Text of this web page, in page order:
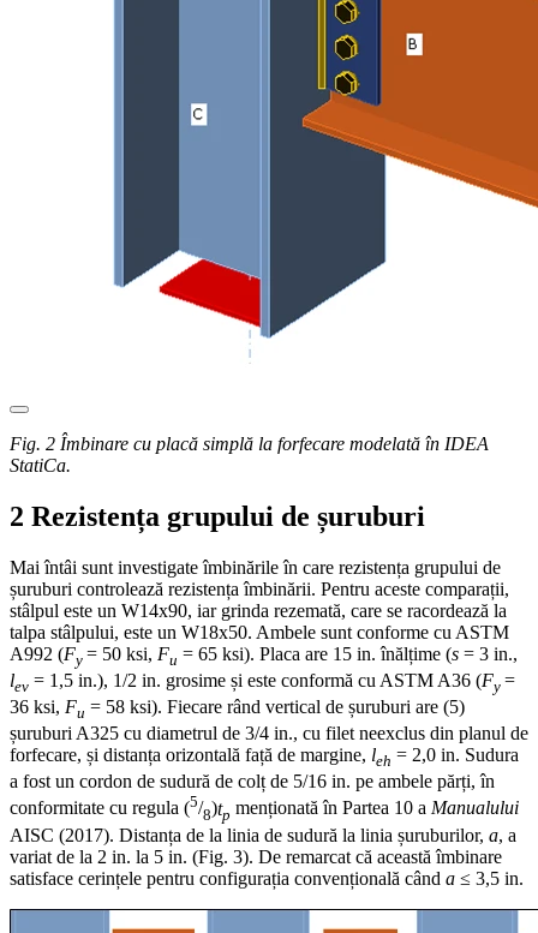
Fig. 2 Îmbinare cu placă simplă la forfecare modelată în IDEA
StatiCa.
2 Rezistența grupului de șuruburi
Mai întâi sunt investigate îmbinările în care rezistența grupului de
șuruburi controlează rezistența îmbinării. Pentru aceste comparații,
stâlpul este un W14x90, iar grinda rezemată, care se racordează la
talpa stâlpului, este un W18x50. Ambele sunt conforme cu ASTM
A992 (Fy = 50 ksi, Fu = 65 ksi). Placa are 15 in. înălțime (s = 3 in.,
lev = 1,5 in.), 1/2 in. grosime și este conformă cu ASTM A36 (Fy =
36 ksi, Fu = 58 ksi). Fiecare rând vertical de șuruburi are (5)
șuruburi A325 cu diametrul de 3/4 in., cu filet neexclus din planul de
forfecare, și distanța orizontală față de margine, leh = 2,0 in. Sudura
a fost un cordon de sudură de colț de 5/16 in. pe ambele părți, în
conformitate cu regula (5/8)tp menționată în Partea 10 a Manualului
AISC (2017). Distanța de la linia de sudură la linia șuruburilor, a, a
variat de la 2 in. la 5 in. (Fig. 3). De remarcat că această îmbinare
satisface cerințele pentru configurația convențională când a ≤ 3,5 in.